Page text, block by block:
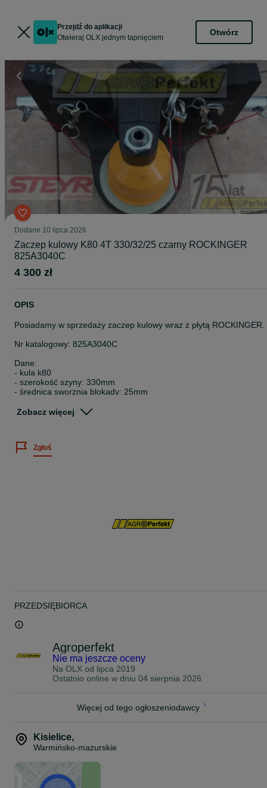
Przejdź do aplikacji
Otwieraj OLX jednym tapnięciem
Otwórz
Dodane 10 lipca 2026
Zaczep kulowy K80 4T 330/32/25 czarny ROCKINGER
825A3040C
4 300 zł
OPIS
Posiadamy w sprzedaży zaczep kulowy wraz z płytą ROCKINGER.
Nr katalogowy: 825A3040C
Dane:
- kula k80
- szerokość szyny: 330mm
- średnica sworznia blokady: 25mm
- obciążenie: 4000 kg
Cena brutto.
Zobacz więcej
Zgłoś
PRZEDSIĘBIORCA
Agroperfekt
Nie ma jeszcze oceny
Na OLX od lipca 2019
Ostatnio online w dniu 04 sierpnia 2026
Więcej od tego ogłoszeniodawcy
Kisielice,
Warmińsko-mazurskie